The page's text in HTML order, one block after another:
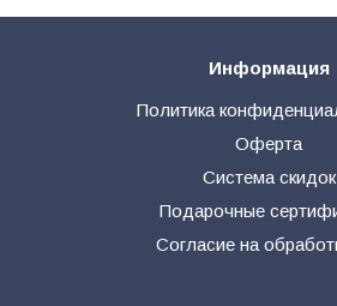
Информация
Политика
Оферта
Система скидок
Подарочные
Согласие на